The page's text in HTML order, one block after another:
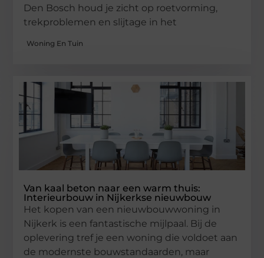
Den Bosch houd je zicht op roetvorming,
trekproblemen en slijtage in het
Woning En Tuin
Van kaal beton naar een warm thuis:
Interieurbouw in Nijkerkse nieuwbouw
Het kopen van een nieuwbouwwoning in
Nijkerk is een fantastische mijlpaal. Bij de
oplevering tref je een woning die voldoet aan
de modernste bouwstandaarden, maar